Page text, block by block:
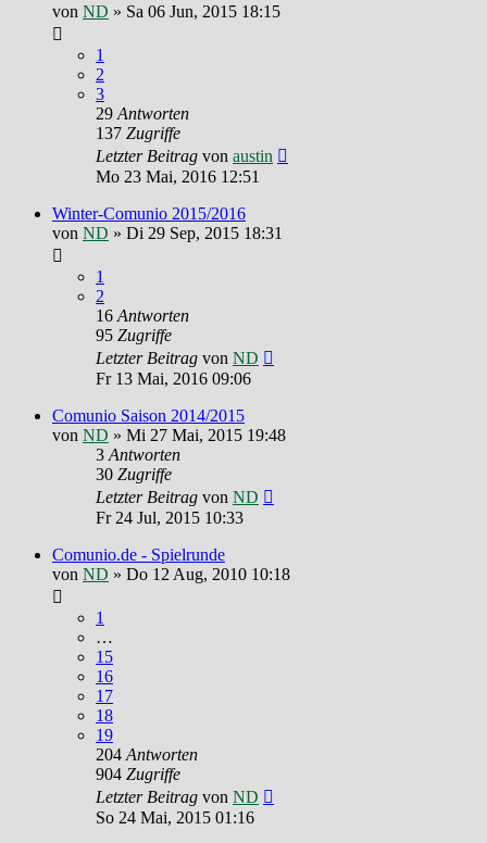
von ND » Sa 06 Jun, 2015 18:15
1
2
3
29Antworten
137 Zugriffe
Letzter Beitrag von austin
Mo 23 Mai, 2016 12:51
Winter-Comunio 2015/2016
von ND » Di 29 Sep, 2015 18:31
1
2
16Antworten
95 Zugriffe
Letzter Beitrag von ND
Fr 13 Mai, 2016 09:06
Comunio Saison 2014/2015
von ND » Mi 27 Mai, 2015 19:48
3Antworten
30 Zugriffe
Letzter Beitrag von ND
Fr 24 Jul, 2015 10:33
Comunio.de - Spielrunde
von ND » Do 12 Aug, 2010 10:18
1
…
15
16
17
18
19
204Antworten
904 Zugriffe
Letzter Beitrag von ND
So 24 Mai, 2015 01:16